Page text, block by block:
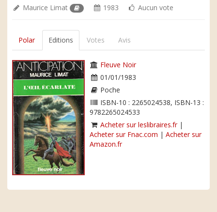
Maurice Limat 1983 Aucun vote
Polar Editions Votes Avis
Fleuve Noir
01/01/1983
Poche
ISBN-10 : 2265024538, ISBN-13 :
9782265024533
Acheter sur leslibraires.fr|
Acheter sur Fnac.com | Acheter sur
Amazon.fr